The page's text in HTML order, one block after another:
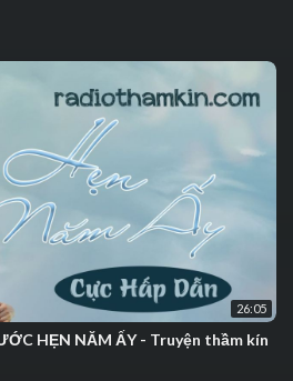
26:05
HẸN NĂM ẤY - Truyện thầm kín